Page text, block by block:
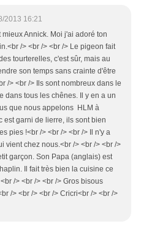
2013 16:21
mieux Annick. Moi j'ai adoré ton
/> <br /> <br /> Le pigeon fait
tourterelles, c'est sûr, mais au
son temps sans crainte d'être
/> <br /> Ils sont nombreux dans le
dans tous les chênes. Il y en a un
que nous appelons HLM à
est garni de lierre, ils sont bien
pies !<br /> <br /> <br /> Il n'y a
vient chez nous.<br /> <br /> <br />
garçon. Son Papa (anglais) est
Il fait très bien la cuisine ce
/> <br /> <br /> Gros bisous
/> <br /> <br /> Cricri<br /> <br />